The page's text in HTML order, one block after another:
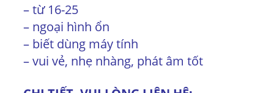
– từ 16-25
– ngoại hình ổn
– biết dùng máy tính
– vui vẻ, nhẹ nhàng, phát âm tốt